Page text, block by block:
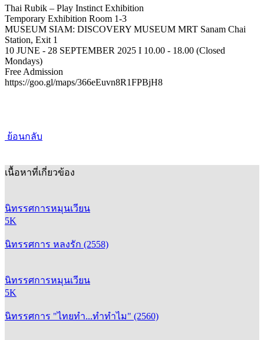
Thai Rubik – Play Instinct Exhibition
Temporary Exhibition Room 1-3
MUSEUM SIAM: DISCOVERY MUSEUM MRT Sanam Chai
Station, Exit 1
10 JUNE - 28 SEPTEMBER 2025 I 10.00 - 18.00 (Closed
Mondays)
Free Admission
นิทรรศการหมุนเวียน
นิทรรศการหมุนเวียน